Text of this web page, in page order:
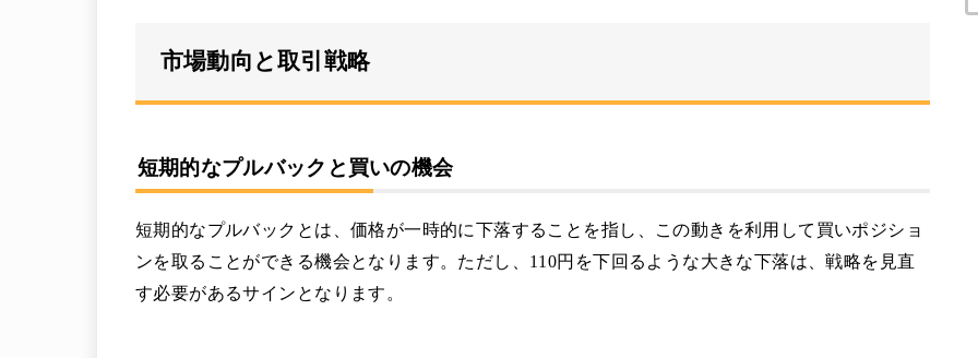
市場動向と取引戦略
短期的なプルバックと買いの機会
短期的なプルバックとは、価格が一時的に下落することを指し、この動きを利用して買いポジショ
ンを取ることができる機会となります。ただし、110円を下回るような大きな下落は、戦略を見直
す必要があるサインとなります。